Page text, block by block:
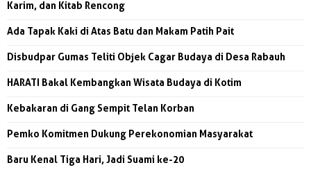
Karim, dan Kitab Rencong
Ada Tapak Kaki di Atas Batu dan Makam Patih Pait
Disbudpar Gumas Teliti Objek Cagar Budaya di Desa Rabauh
HARATI Bakal Kembangkan Wisata Budaya di Kotim
Kebakaran di Gang Sempit Telan Korban
Pemko Komitmen Dukung Perekonomian Masyarakat
Baru Kenal Tiga Hari, Jadi Suami ke-20